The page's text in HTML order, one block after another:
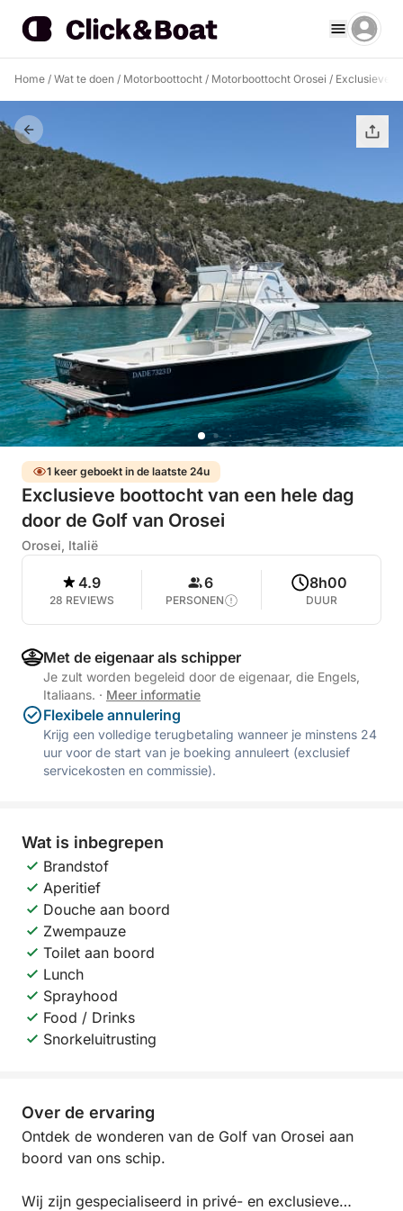
Home / Wat te doen / Motorboottocht / Motorboottocht Orosei / Exclusieve
1 keer geboekt in de laatste 24u
Exclusieve boottocht van een hele dag
door de Golf van Orosei
Orosei, Italië
4.9
28 REVIEWS
6
PERSONEN
8h00
DUUR
Met de eigenaar als schipper
Je zult worden begeleid door de eigenaar, die Engels,
Italiaans. · Meer informatie
Flexibele annulering
Krijg een volledige terugbetaling wanneer je minstens 24
uur voor de start van je boeking annuleert (exclusief
servicekosten en commissie).
Wat is inbegrepen
Brandstof
Aperitief
Douche aan boord
Zwempauze
Toilet aan boord
Lunch
Sprayhood
Food / Drinks
Snorkeluitrusting
Over de ervaring
Ontdek de wonderen van de Golf van Orosei aan
boord van ons schip.
Wij zijn gespecialiseerd in privé- en exclusieve